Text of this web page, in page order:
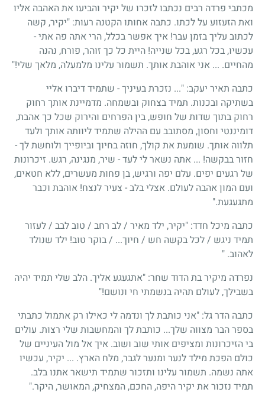
מכתבי פרדה רבים נכתבו לזכרו של יקיר והביעו את האהבה אליו
ואת הזעזוע על לכתו. כתבה אחותו הקטנה רעות: "יקיר, קשה
לכתוב עליך בזמן עבר! איך אפשר בכלל, הרי אתה פה אתי -
עכשיו, בכל רגע, בכל שנייה! היית כל כך זוהר, פורח, נהנה
מהחיים. ... אני אוהבת אותך. תשמור עלינו מלמעלה, מלאך שלי!"
כתבה תאיר יעקב: "... נזכרת בעיניך - שתמיד דיברו אליי
בשתיקה ובכנות. תמיד בצחוק ובשמחה. מדמיינת אותך רחוק
רחוק בתוך שדות של חופש, בין הפרחים והירוק שכל כך אהבת,
דומיננטי וחסון, מסתובב עם ההילה שתמיד ליוותה אותך ולעד
תלווה אותך. שומעת את קולך, חוזה בחיוך וביופייך ולוחשת לך -
חזור בבקשה! ... אתה נשאר לי לעד - שיר, מנגינה, רגש. זיכרונות
של רגעים יפים. עלם יפה ורגיש, בן פחות מעשרים, ללא חטאים,
ועם המון אהבה לעולם. אצלי בלב - צעיר לנצח! אוהבת וכבר
מתגעגעת."
כתבה מיכל חדד: "יקיר, ילד מאיר / לב רחב / טוב לבב / לעזור
תמיד ניגש / לכל בקשה חש / חיוך... / בוקר טוב! ילד שנולד
לאהוב. "
נפרדה מיקיר בת הדוד שחר: "אתגעגע אליך. הלב שלי תמיד יהיה
בשבילך, לעולם תהיה בנשמתי חי ונושם!"
כתבה הדר גל: "אני כותבת לך ונדמה לי כאילו רק אתמול כתבתי
בספר הבר מצווה שלך... כותבת לך והמחשבות שלי רצות. עולים
בי הזיכרונות ומציפים אותי שוב ושוב. איך אל מול העיניים של
כולם הפכת מילד לנער ומנער לגבר, מלח הארץ. ... יקיר, עכשיו
אתה נשמה. תשמור עלינו ותזכור שתמיד תישאר אתנו בלב.
תמיד נזכור את יקיר היפה, החכם, המצחיק, המאושר, היקר."